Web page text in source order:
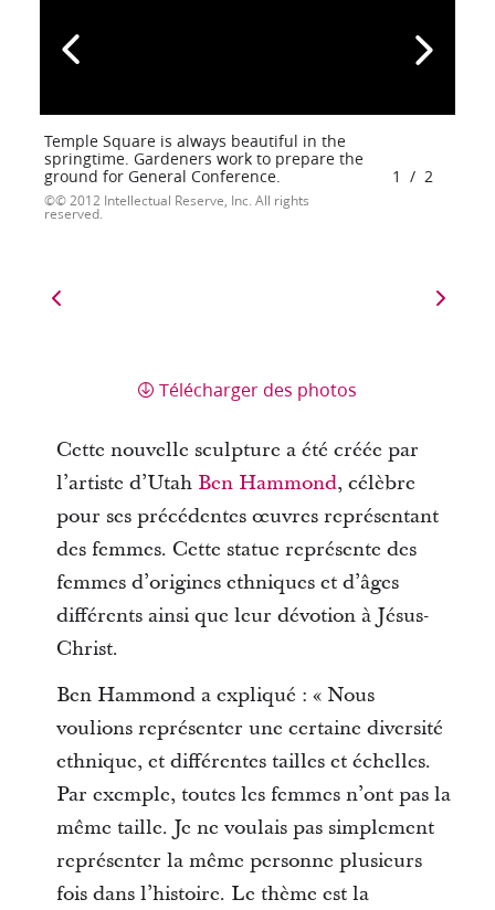
Temple Square is always beautiful in the
springtime. Gardeners work to prepare the
ground for General Conference.
© 2012 Intellectual Reserve, Inc. All rights
reserved.
1 / 2
Télécharger des photos
Cette nouvelle sculpture a été créée par
l’artiste d’Utah Ben Hammond, célèbre
pour ses précédentes œuvres représentant
des femmes. Cette statue représente des
femmes d’origines ethniques et d’âges
différents ainsi que leur dévotion à Jésus-
Christ.
Ben Hammond a expliqué : « Nous
voulions représenter une certaine diversité
ethnique, et différentes tailles et échelles.
Par exemple, toutes les femmes n’ont pas la
même taille. Je ne voulais pas simplement
représenter la même personne plusieurs
fois dans l’histoire. Le thème est la